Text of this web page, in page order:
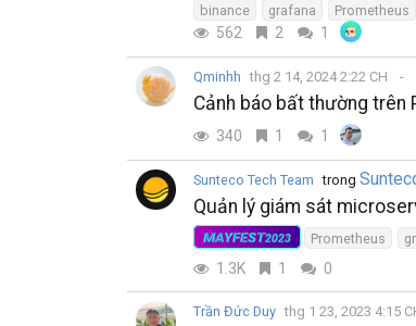
binance grafana Prometheus
562 2 1
Qminhh thg 2 14, 2024 2:22 CH
Cảnh báo bất thường trên
340 1 1
Sunteco Tech Team trong
Quản lý giám sát
MAYFEST2023 Prometheus
1.3K 1 0
Trần Đức Duy thg 1 23, 2023 4:15